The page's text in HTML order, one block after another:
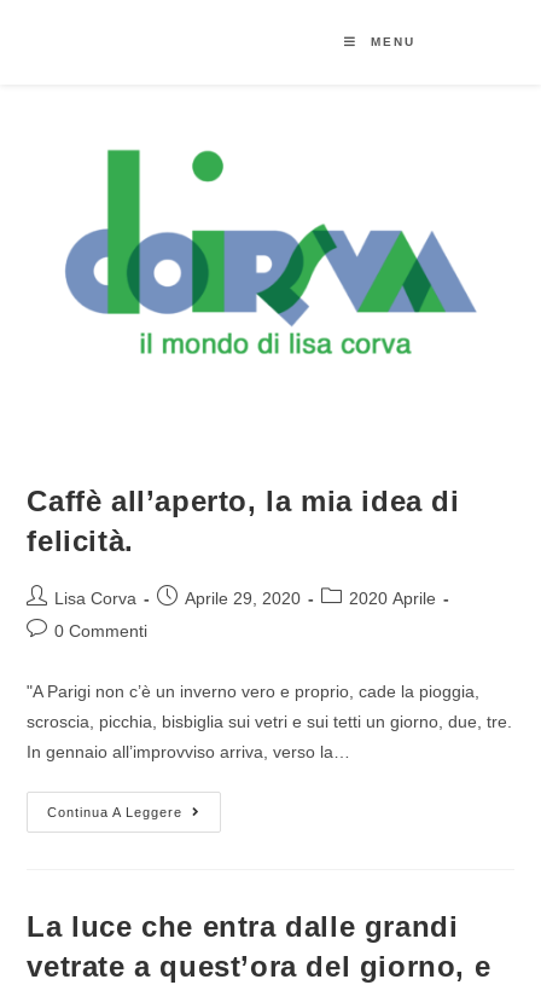
MENU
Caffè all’aperto, la mia idea di
felicità.
Lisa Corva Aprile 29, 2020
2020 Aprile
0 Commenti
"A Parigi non c’è un inverno vero e proprio, cade la pioggia,
scroscia, picchia, bisbiglia sui vetri e sui tetti un giorno, due, tre.
In gennaio all’improvviso arriva, verso la…
Continua A Leggere
La luce che entra dalle grandi
vetrate a quest’ora del giorno, e